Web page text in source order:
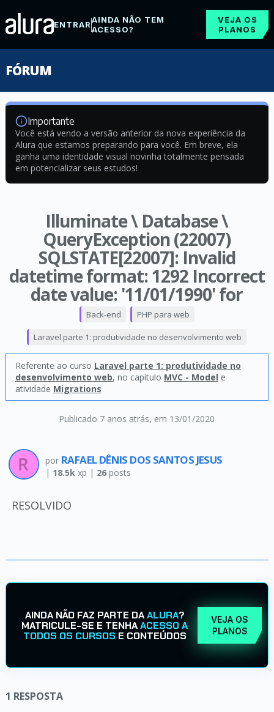
ENTRARAINDA NÃO TEM
ACESSO?
VEJA OS
PLANOS
FÓRUM
Importante
Você está vendo a versão anterior da nova experiência da
Alura que estamos preparando para você. Em breve, ela
ganha uma identidade visual novinha totalmente pensada
em potencializar seus estudos!
Illuminate \ Database \
QueryException (22007)
SQLSTATE[22007]: Invalid
datetime format: 1292 Incorrect
date value: '11/01/1990' for
Publicado 7 anos atrás, em 13/01/2020
Back-end PHP para web
Laravel parte 1: produtividade no desenvolvimento web
Referente ao curso Laravel parte 1: produtividade no
desenvolvimento web, no capítulo MVC - Model e
atividade Migrations
por RAFAEL DÊNIS DOS SANTOS JESUS
| 18.5kxp | 26posts
RESOLVIDO
AINDA NÃO FAZ PARTE DAALURA?
MATRICULE-SE E TENHAACESSO A
TODOS OS CURSOS E CONTEÚDOS
VEJA OS
PLANOS
1 RESPOSTA